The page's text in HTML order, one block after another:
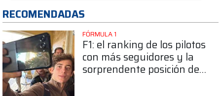
RECOMENDADAS
FÓRMULA 1
F1: el ranking de los pilotos
con más seguidores y la
sorprendente posición de